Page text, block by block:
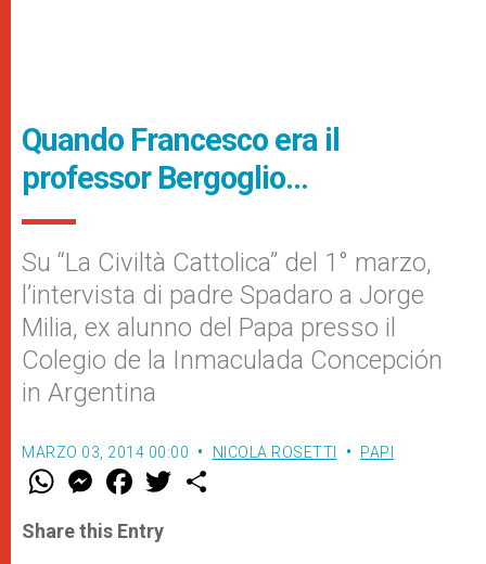
Quando Francesco era il
professor Bergoglio…
Su “La Civiltà Cattolica” del 1° marzo,
l’intervista di padre Spadaro a Jorge
Milia, ex alunno del Papa presso il
Colegio de la Inmacu­lada Concepción
in Argentina
MARZO 03, 2014 00:00 NICOLA ROSETTI PAPI
W
t
s
M
e
s
e
F
a
e
b
w
Share this Entry